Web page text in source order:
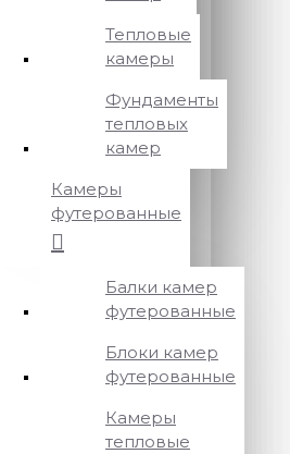
Тепловые
камеры
Фундаменты
тепловых
камер
Камеры
футерованные
Балки камер
футерованные
Блоки камер
футерованные
Камеры
тепловые